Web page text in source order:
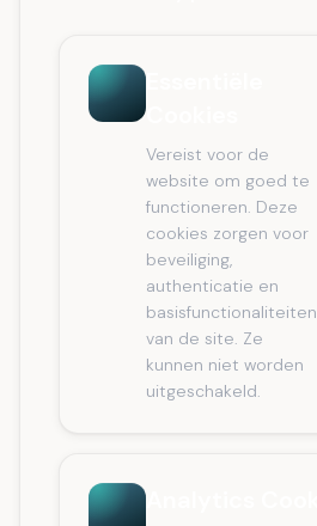
Vereist voor de
website om goed te
functioneren. Deze
cookies zorgen voor
beveiliging,
authenticatie en
basisfunctionaliteiten
van de site. Ze
kunnen niet worden
uitgeschakeld.